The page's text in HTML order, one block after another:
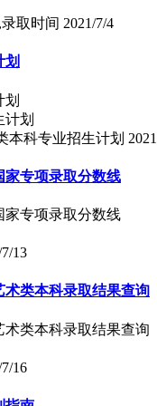
取时间 2021/7/4
划
本科专业招生计划
家专项录取分数线
家专项录取分数线
13
术类本科录取结果查询
术类本科录取结果查询
16